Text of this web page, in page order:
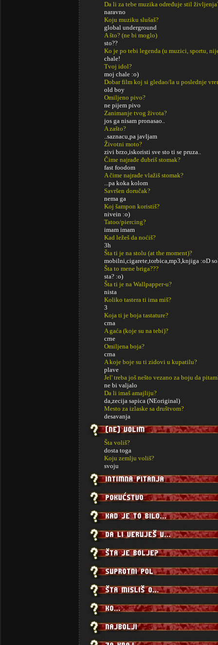
Da li za tebe muzika određuje stil
naravno
Koju muziku slušaš?
global underground
A što? (ne bi moglo)
sto??
Ko je po tebi legenda (u muzici, sportu,
chale!
Tvoj idol?
moj chale :o)
Dobar film koj si gledao/la u poslednje
old boy
Omiljeno pivo?
ne pijem pivo
Zanimanje tvog života?
jos ga nisam pronasao..
A zašto?
..saznacu,pa javljam
Životni moto?
zivi brzo,iskoristi sve sto ti se pruza..
Čime najrađe đubriš stomak?
fast foodom
A čime najrađe vlažiš stomak?
...pa koka kolom
Savršen doručak?
nema ga
Koj šampon koristiš?
nivein :o)
Tatoo/piercing?
imam imam
Kad ležeš da noćiš?
3h
Šta ti je na stolu (at the moment)?
mobilni,cigarete,torbica,mp3,knjiga :oD
Šta to mene briga???
sta? :o)
Šta ti je na Wallpapper-u?
nista
Koliko tastera ti ima miš?
3
Koja ti je boja tastature?
crna
A gaća (koje su na tebi)?
crne
Omiljena boja?
crna
A koje boje su ti zidovi u kupatilu?
plave
Jel' treba još nešto vezano za boju da
ne bi valjalo
Da li imaš amajliju?
da,zecija sapica (NEoriginal)
Mesto za izlaske sa društvom?
desavanja
Šta voliš?
dosta toga
Koju zemlju voliš?
svoju